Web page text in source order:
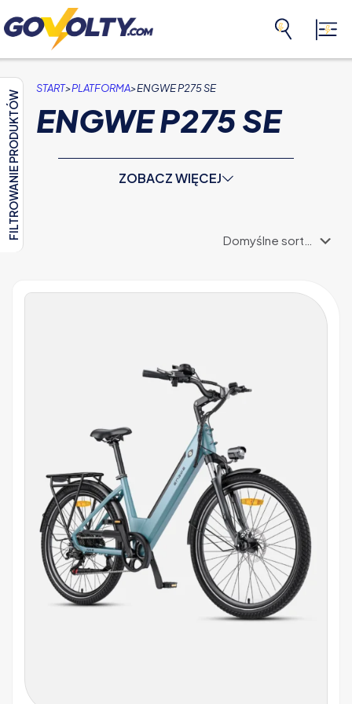
FILTROWANIE PRODUKTÓW
START>PLATFORMA>ENGWE P275 SE
ENGWE P275 SE
ZOBACZ WIĘCEJ